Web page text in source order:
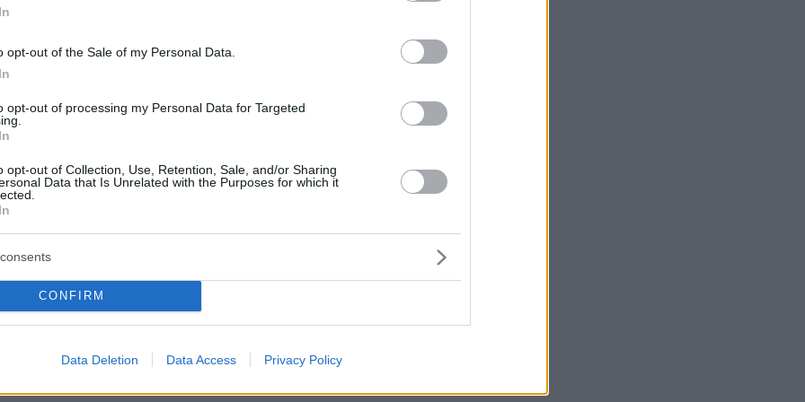
opt-out of the Sale of my Personal Data.
opt-out of processing my Personal Data for Targeted
opt-out of Collection, Use, Retention, Sale, and/or Sharing
Data that Is Unrelated with the Purposes for which it
CONFIRM
Data Deletion Data Access Privacy Policy
έξω από τρένο που βρισκόταν εν κινήσει για
ο Αντώνης Σαμαράς στον επικήδειο για την
τον Θεό που μας έδωσε αυτό το
34 χρόνια
protothema.gr στο Google News
Ειδήσειςαπό την Ελλάδα και τον Κόσμο, τη